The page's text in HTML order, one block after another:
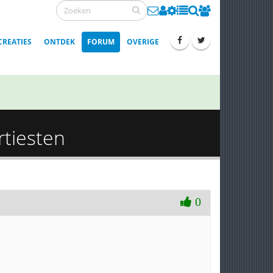
ONTDEK FORUM OVERIGE
0